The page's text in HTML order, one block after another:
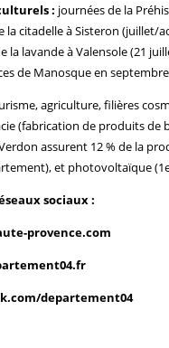
: journées de la
la citadelle à Sisteron (juillet/
la lavande à Valensole (21
de Manosque en
agriculture, filières
(fabrication de produits de
assurent 12 % de la
et photovoltaïque
sociaux :
provence.com
departement04